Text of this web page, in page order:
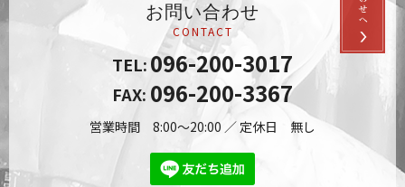
お問い合わせ
CONTACT
TEL:096-200-3017
FAX: 096-200-3367
営業時間 8:00～20:00 ／ 定休日 無し